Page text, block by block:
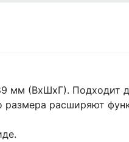
мм (ВхШхГ). Подходит
размера расширяют